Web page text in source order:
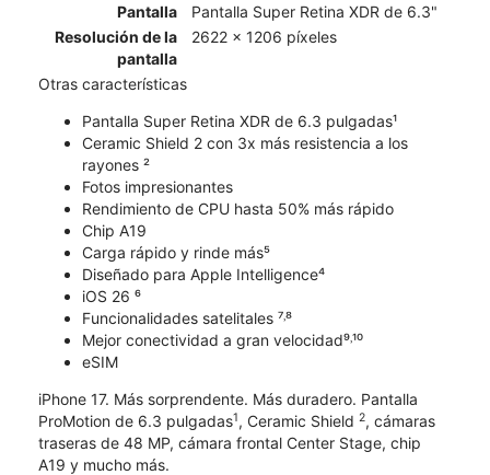
Pantalla
Pantalla Super Retina XDR de 6.3"
Resolución de la
pantalla
2622 x 1206 píxeles
Otras características
Pantalla Super Retina XDR de 6.3 pulgadas¹
Ceramic Shield 2 con 3x más resistencia a los
rayones ²
Fotos impresionantes
Rendimiento de CPU hasta 50% más rápido
Chip A19
Carga rápido y rinde más⁵
Diseñado para Apple Intelligence⁴
iOS 26 ⁶
Funcionalidades satelitales ⁷˒⁸
Mejor conectividad a gran velocidad⁹˒¹⁰
eSIM
iPhone 17. Más sorprendente. Más duradero. Pantalla
ProMotion de 6.3 pulgadas1, Ceramic Shield 2, cámaras
traseras de 48 MP, cámara frontal Center Stage, chip
A19 y mucho más.